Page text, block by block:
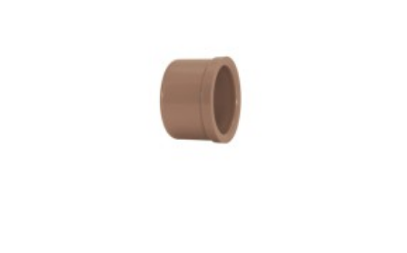
Imagem meramente ilustrativa.